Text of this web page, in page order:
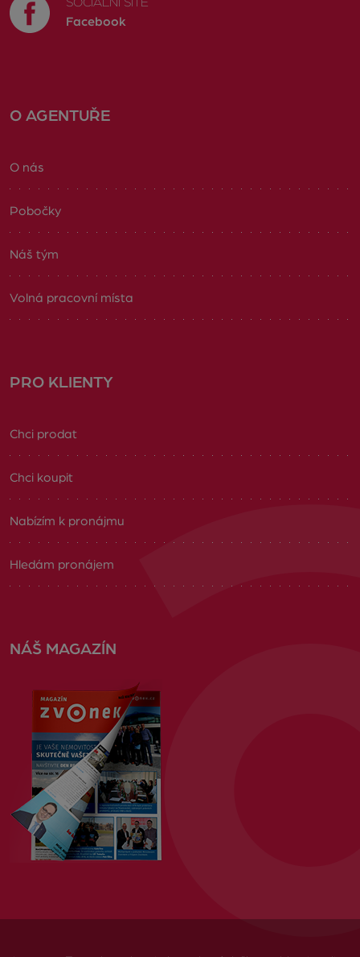
Facebook
O AGENTUŘE
O nás
Pobočky
Náš tým
Volná pracovní místa
PRO KLIENTY
Chci prodat
Chci koupit
Nabízím k pronájmu
Hledám pronájem
NÁŠ MAGAZÍN